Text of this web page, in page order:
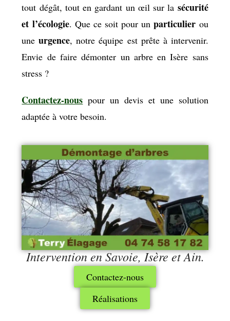
tout dégât, tout en gardant un œil sur la sécurité
et l’écologie. Que ce soit pour unparticulier ou
uneurgence, notre équipe est prête à intervenir.
Envie de faire démonter un arbre en Isère sans
stress ?
Contactez-nous pour un devis et une solution
adaptée à votre besoin.
Intervention en Savoie, Isère et Ain.
Contactez-nous
Réalisations